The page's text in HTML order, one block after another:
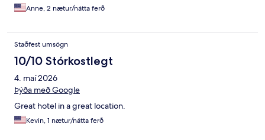
Anne, 2 nætur/nátta ferð
Staðfest umsögn
10/10 Stórkostlegt
4. maí 2026
Þýða með Google
Great hotel in a great location.
Kevin, 1 nætur/nátta ferð